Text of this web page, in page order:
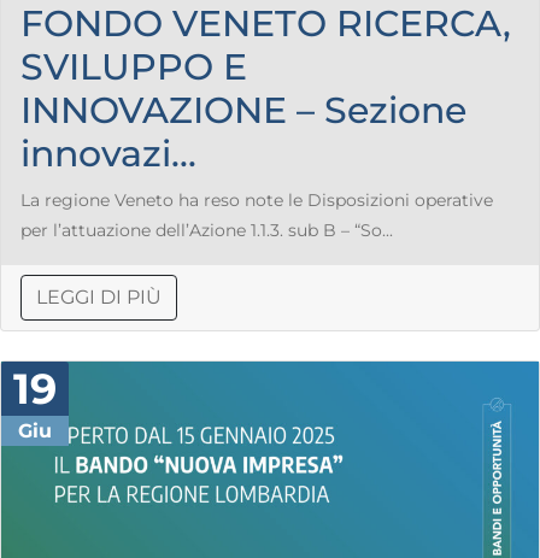
FONDO VENETO RICERCA,
SVILUPPO E
INNOVAZIONE – Sezione
innovazi...
La regione Veneto ha reso note le Disposizioni operative
per l’attuazione dell’Azione 1.1.3. sub B – “So...
LEGGI DI PIÙ
19
Giu